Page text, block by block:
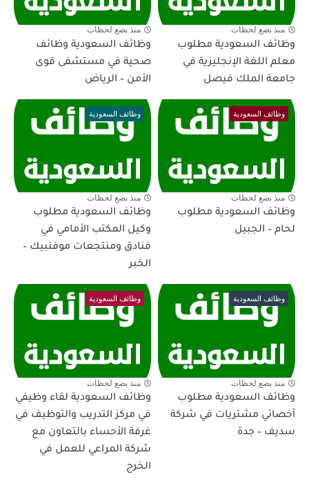
منذ بضع لحظات
وظائف السعودية مطلوب
معلم اللغة الإنجليزية في
جامعة الملك فيصل
منذ بضع لحظات
وظائف السعودية وظائف
صحية في مستشفى قوى
الأمن – الرياض
وظائف السعودية
منذ بضع لحظات
وظائف السعودية مطلوب
لحام – الجبيل
وظائف السعودية
منذ بضع لحظات
وظائف السعودية مطلوب
وكيل المكتب الأمامي في
فنادق ومنتجعات موفنبيك –
الخبر
وظائف السعودية
منذ بضع لحظات
وظائف السعودية مطلوب
أخصائي مشتريات في شركة
سديف – جدة
وظائف السعودية
منذ بضع لحظات
وظائف السعودية لقاء وظيفي
في مركز التدريب والتوظيف في
غرفة الأحساء بالتعاون مع
شركة المراعي للعمل في
الخرج